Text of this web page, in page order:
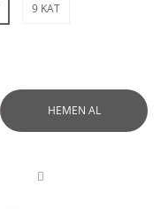
9 KAT
HEMEN AL